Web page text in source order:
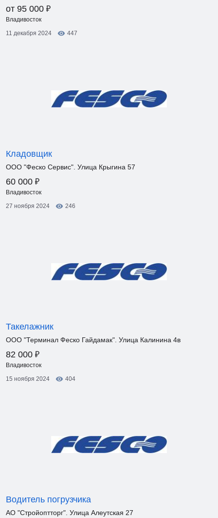
от 95 000 ₽
Владивосток
11 декабря 2024
447
Кладовщик
ООО "Феско Сервис". Улица Крыгина 57
60 000 ₽
Владивосток
27 ноября 2024
246
Такелажник
ООО "Терминал Феско Гайдамак". Улица Калинина 4в
82 000 ₽
Владивосток
15 ноября 2024
404
Водитель погрузчика
АО "Стройоптторг". Улица Алеутская 27